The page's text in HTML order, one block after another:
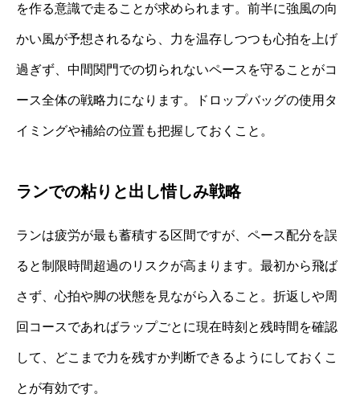
を作る意識で走ることが求められます。前半に強風の向
かい風が予想されるなら、力を温存しつつも心拍を上げ
過ぎず、中間関門での切られないペースを守ることがコ
ース全体の戦略力になります。ドロップバッグの使用タ
イミングや補給の位置も把握しておくこと。
ランでの粘りと出し惜しみ戦略
ランは疲労が最も蓄積する区間ですが、ペース配分を誤
ると制限時間超過のリスクが高まります。最初から飛ば
さず、心拍や脚の状態を見ながら入ること。折返しや周
回コースであればラップごとに現在時刻と残時間を確認
して、どこまで力を残すか判断できるようにしておくこ
とが有効です。